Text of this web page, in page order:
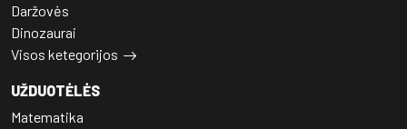
Daržovės
Dinozaurai
Visos ketegorijos
UŽDUOTĖLĖS
Matematika